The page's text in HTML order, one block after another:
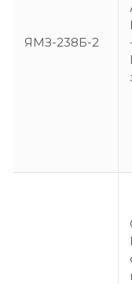
ЯМЗ-238Б-2